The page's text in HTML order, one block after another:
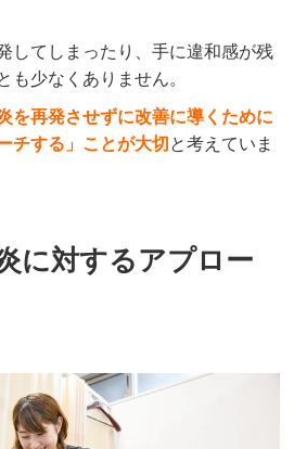
してしまったり、手に違和感が残
も少なくありません。
を再発させずに改善に導くために
チする」ことが大切 と考えていま
に対するアプロー